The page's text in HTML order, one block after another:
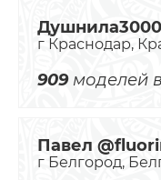
Душнила3000
г Краснодар,
909моделей
Павел
г Белгород,